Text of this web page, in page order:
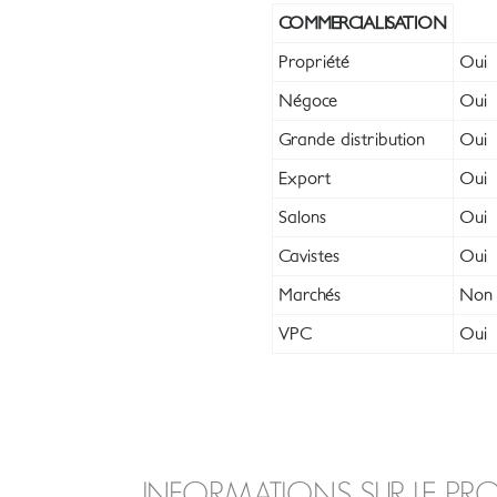
COMMERCIALISATION
Propriété Oui
Négoce Oui
Grande distribution Oui
Export Oui
Salons Oui
Cavistes Oui
Marchés Non
VPC Oui